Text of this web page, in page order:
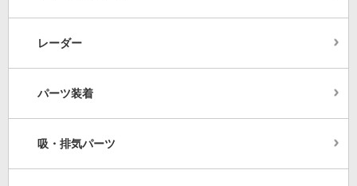
レーダー
パーツ装着
吸・排気パーツ